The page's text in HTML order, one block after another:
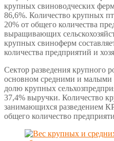
крупных свиноводческих
86,6%. Количество крупных
20% от общего количества
выращивающих
крупных свиноферм
количества предприятий и
Сектор разведения крупного
основном средними и малыми
долю крупных
37,4% выручки. Количество
занимающихся разведением
общего количество